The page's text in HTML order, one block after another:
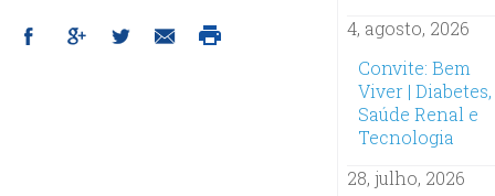
4, agosto, 2026
Convite: Bem
Viver | Diabetes,
Saúde Renal e
Tecnologia
28, julho, 2026